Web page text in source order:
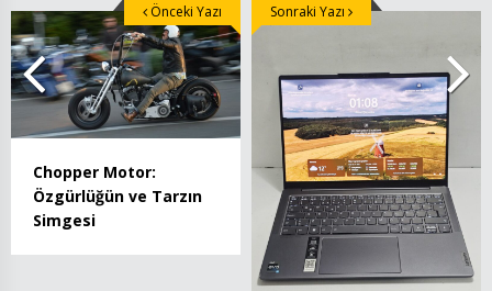
Chopper Motor:
Özgürlüğün ve Tarzın
Simgesi
Önceki Yazı Sonraki Yazı